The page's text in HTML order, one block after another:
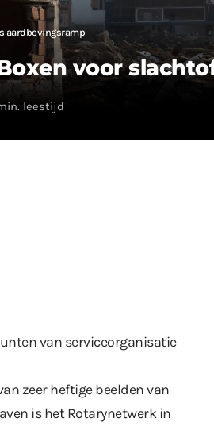
aardbevingsramp
voor
leestijd
van serviceorganisatie
zeer heftige beelden van
is het Rotarynetwerk in